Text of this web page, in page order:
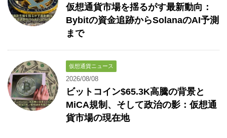
仮想通貨市場を揺るがす最新動向：
Bybitの資金追跡からSolanaのAI予測
まで
仮想通貨ニュース
2026/08/08
ビットコイン$65.3K高騰の背景と
MiCA規制、そして政治の影：仮想通
貨市場の現在地